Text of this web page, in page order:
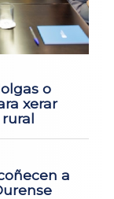
o
xerar
a